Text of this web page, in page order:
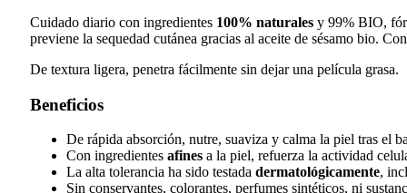
Cuidado diario con ingredientes 100% naturales y 99% BIO,
previene la sequedad cutánea gracias al aceite de sésamo bio.
De textura ligera, penetra fácilmente sin dejar una película grasa.
Beneficios
De rápida absorción, nutre, suaviza y calma la piel tras el
Con ingredientes afines a la piel, refuerza la actividad
La alta tolerancia ha sido testada dermatológicamente,
Sin conservantes, colorantes, perfumes sintéticos, ni